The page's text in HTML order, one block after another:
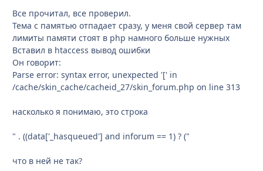
Все прочитал, все проверил.
Тема с памятью отпадает сразу, у меня свой сервер там
лимиты памяти стоят в php намного больше нужных
Вставил в htaccess вывод ошибки
Он говорит:
Parse error: syntax error, unexpected '[' in
/cache/skin_cache/cacheid_27/skin_forum.php on line 313
насколько я понимаю, это строка
" . ((data['_hasqueued'] and inforum == 1) ? ("
что в ней не так?